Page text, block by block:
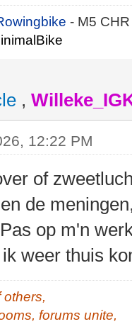
- M5
,
12:22 PM
of
de
op m'n
weer thuis
others,
forums unite,